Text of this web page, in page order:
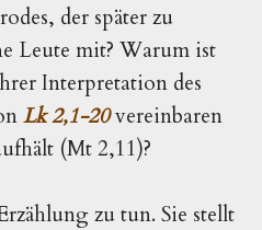
der später zu
Leute mit? Warum ist
Interpretation des
Lk 2,1-20vereinbaren
(Mt 2,11)?